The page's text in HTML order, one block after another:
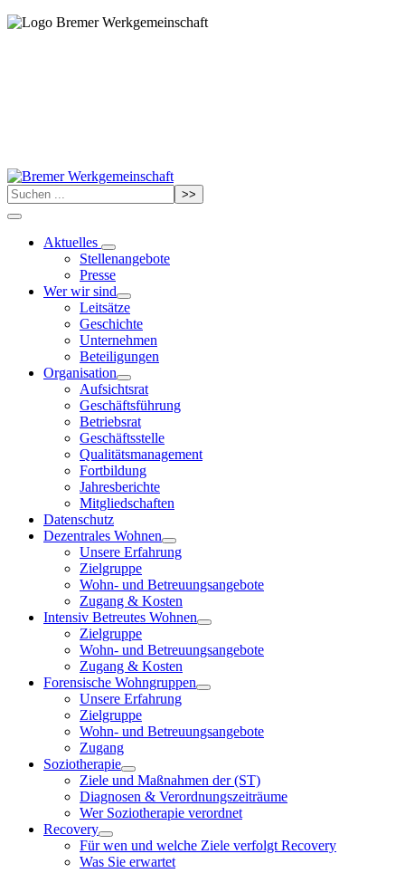
>>
Aktuelles
Stellenangebote
Presse
Wer wir sind
Leitsätze
Geschichte
Unternehmen
Beteiligungen
Organisation
Aufsichtsrat
Geschäftsführung
Betriebsrat
Geschäftsstelle
Qualitätsmanagement
Fortbildung
Jahresberichte
Mitgliedschaften
Datenschutz
Dezentrales Wohnen
Unsere Erfahrung
Zielgruppe
Wohn- und Betreuungsangebote
Zugang & Kosten
Intensiv Betreutes Wohnen
Zielgruppe
Wohn- und Betreuungsangebote
Zugang & Kosten
Forensische Wohngruppen
Unsere Erfahrung
Zielgruppe
Wohn- und Betreuungsangebote
Zugang
Soziotherapie
Ziele und Maßnahmen der (ST)
Diagnosen & Verordnungszeiträume
Wer Soziotherapie verordnet
Recovery
Für wen und welche Ziele verfolgt Recovery
Was Sie erwartet